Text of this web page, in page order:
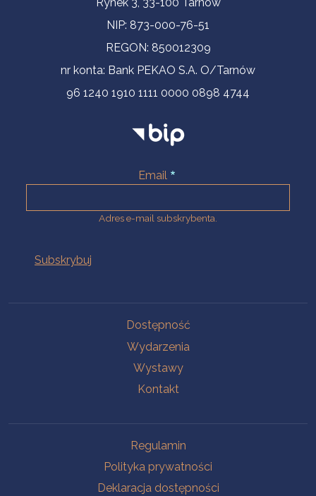
NIP: 873-000-76-51
REGON: 850012309
nr konta: Bank PEKAO S.A. O/Tarnów
96 1240 1910 1111 0000 0898 4744
Email
Adres e-mail subskrybenta.
Dostępność
Wydarzenia
Wystawy
Kontakt
Regulamin
Polityka prywatności
Deklaracja dostępności